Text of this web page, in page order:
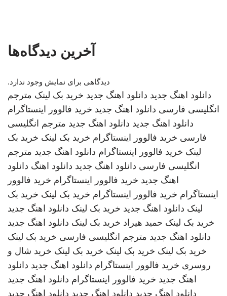
آخرین دیدگاه‌ها
دیدگاهی برای نمایش وجود ندارد.
دانلود اهنگ جدید دانلود اهنگ جدید خرید بک لینک مترجم
انگلیسی فارسی دانلود اهنگ جدید خرید فالوور اینستاگرام
دانلود اهنگ جدید دانلود اهنگ جدید مترجم انگلیسی
فارسی خرید فالوور اینستاگرام خرید بک لینک خرید بک
لینک خرید فالوور اینستاگرام دانلود اهنگ جدید مترجم
انگلیسی فارسی دانلود اهنگ جدید دانلود اهنگ دانلود
اهنگ جدید خرید فالوور اینستاگرام خرید فالوور
اینستاگرام خرید فالوور اینستاگرام خرید بک لینک خرید بک
لینک دانلود اهنگ جدید خرید بک لینک دانلود اهنگ جدید
خرید بک لینک حمید هیراد خرید بک لینک دانلود اهنگ جدید
دانلود اهنگ جدید مترجم انگلیسی فارسی خرید بک لینک
خرید بک لینک خرید بک لینک خرید بک لینک خرید شال و
روسری خرید فالوور اینستاگرام دانلود اهنگ جدید دانلود
اهنگ جدید خرید فالوور اینستاگرام دانلود اهنگ جدید
دانلود اهنگ جدید دانلود اهنگ جدید دانلود اهنگ جدید